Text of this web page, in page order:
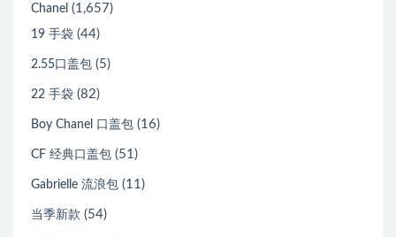
Chanel (1,657)
19 手袋 (44)
2.55口盖包 (5)
22 手袋 (82)
Boy Chanel 口盖包 (16)
CF 经典口盖包 (51)
Gabrielle 流浪包 (11)
当季新款 (54)